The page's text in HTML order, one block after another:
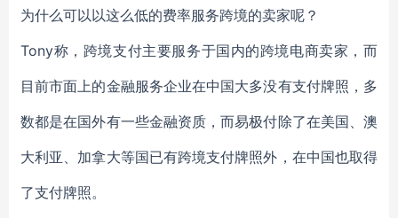
为什么可以以这么低的费率服务跨境的卖家呢？
Tony称，跨境支付主要服务于国内的跨境电商卖家，而
目前市面上的金融服务企业在中国大多没有支付牌照，多
数都是在国外有一些金融资质，而易极付除了在美国、澳
大利亚、加拿大等国已有跨境支付牌照外，在中国也取得
了支付牌照。